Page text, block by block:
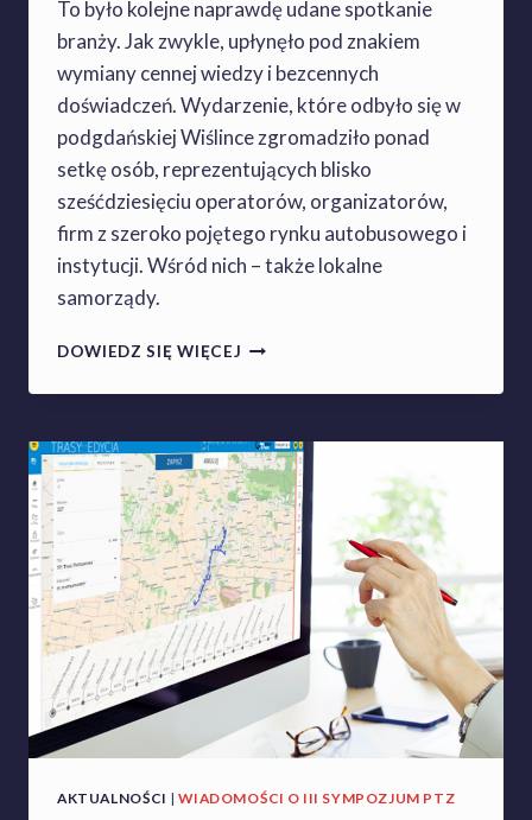
To było kolejne naprawdę udane spotkanie
branży. Jak zwykle, upłynęło pod znakiem
wymiany cennej wiedzy i bezcennych
doświadczeń. Wydarzenie, które odbyło się w
podgdańskiej Wiślince zgromadziło ponad
setkę osób, reprezentujących blisko
sześćdziesięciu operatorów, organizatorów,
firm z szeroko pojętego rynku autobusowego i
instytucji. Wśród nich – także lokalne
samorządy.
DOWIEDZ SIĘ WIĘCEJ
I
Y
M
P
O
Z
J
U
M
P
Z
AKTUALNOŚCI |WIADOMOŚCI O III SYMPOZJUM PTZ